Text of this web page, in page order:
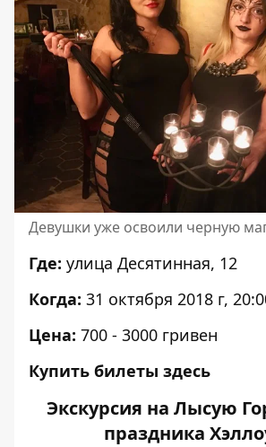
Девушки уже освоили черную
Где: улица Десятинная, 12
Когда: 31 октября 2018 г,
Цена: 700 - 3000 гривен
Купить билеты здесь
Экскурсия на Лысую
праздника